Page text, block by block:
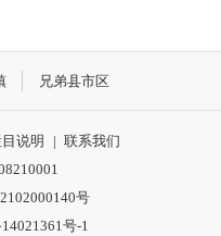
兄弟县市区
说明 | 联系我们
号
号-1